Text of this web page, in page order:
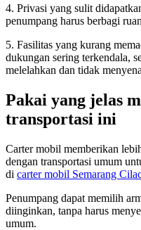
4. Privasi yang sulit
penumpang harus berbagi
5. Fasilitas yang kurang
dukungan sering terkendala,
melelahkan dan tidak
Pakai yang jelas
transportasi ini
Carter mobil memberikan
dengan transportasi umum
di carter mobil Semarang
Penumpang dapat memilih
diinginkan, tanpa harus
umum.